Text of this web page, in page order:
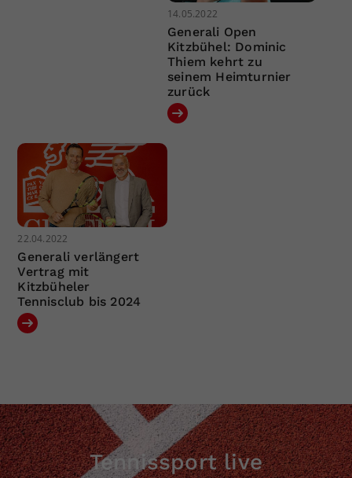
14.05.2022
Generali Open
Kitzbühel: Dominic
Thiem kehrt zu
seinem Heimturnier
zurück
22.04.2022
Generali verlängert
Vertrag mit
Kitzbüheler
Tennisclub bis 2024
Tennissport live